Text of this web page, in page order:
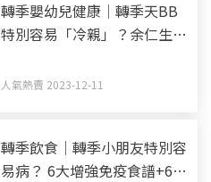
轉季嬰幼兒健康｜轉季天BB
特別容易「冷親」？余仁生嬰
紓緩感冒症狀+咳嗽+頑痰
人氣熱賣 2023-12-11
轉季飲食｜轉季小朋友特別容
易病？ 6大增強免疫食譜+6類